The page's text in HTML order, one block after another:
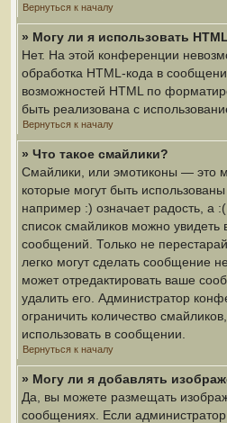
Вернуться к началу
» Могу ли я использовать
Нет. На этой конференции
обработка HTML-кода в
возможностей HTML по
быть реализована с
Вернуться к началу
» Что такое смайлики?
Смайлики, или эмотиконы — это
которые могут быть
например :) означает радость, а
список смайликов можно
сообщений. Только не
легко могут сделать сообщение
может отредактировать ваше
удалить его. Администратор
ограничить количество
использовать в сообщении.
Вернуться к началу
» Могу ли я добавлять
Да, вы можете размещать
сообщениях. Если